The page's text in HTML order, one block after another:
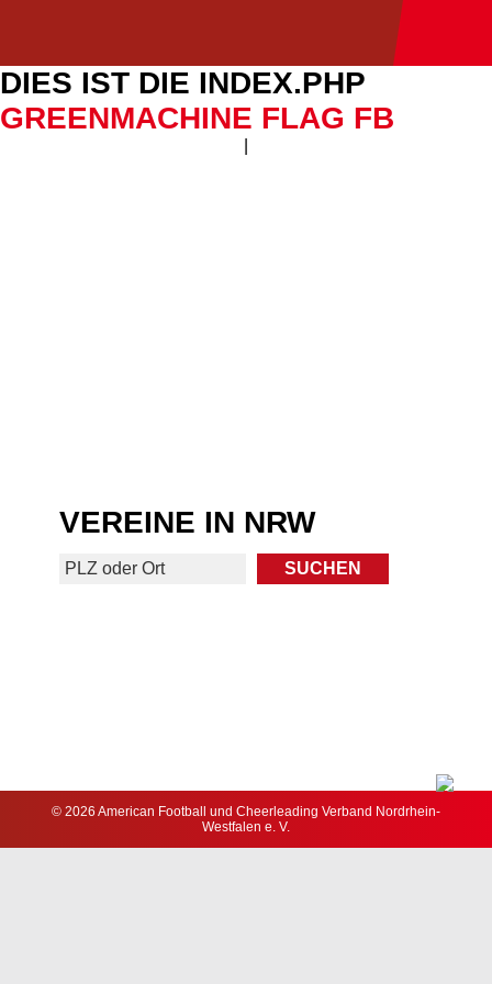
DIES IST DIE INDEX.PHP
GREENMACHINE FLAG FB
VEREINE IN NRW
© 2026 American Football und Cheerleading Verband Nordrhein-
Westfalen e. V.